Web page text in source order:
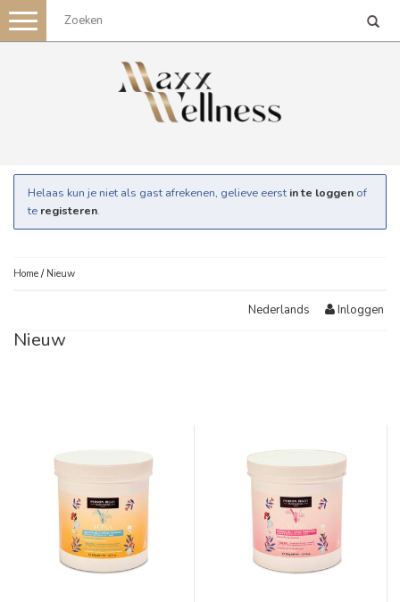
Toggle
navigation
Helaas kun je niet als gast afrekenen, gelieve eerst in te loggen of
te registeren.
Home / Nieuw
Nederlands Inloggen
Nieuw